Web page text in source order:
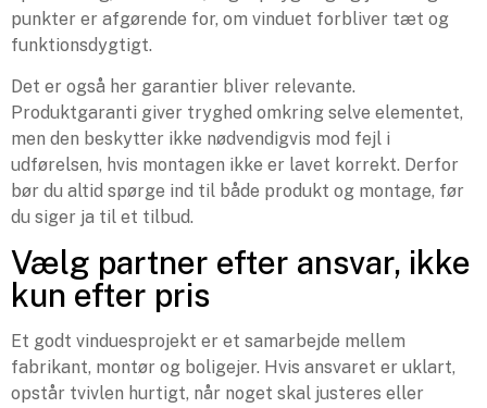
punkter er afgørende for, om vinduet forbliver tæt og
funktionsdygtigt.
Det er også her garantier bliver relevante.
Produktgaranti giver tryghed omkring selve elementet,
men den beskytter ikke nødvendigvis mod fejl i
udførelsen, hvis montagen ikke er lavet korrekt. Derfor
bør du altid spørge ind til både produkt og montage, før
du siger ja til et tilbud.
Vælg partner efter ansvar, ikke
kun efter pris
Et godt vinduesprojekt er et samarbejde mellem
fabrikant, montør og boligejer. Hvis ansvaret er uklart,
opstår tvivlen hurtigt, når noget skal justeres eller